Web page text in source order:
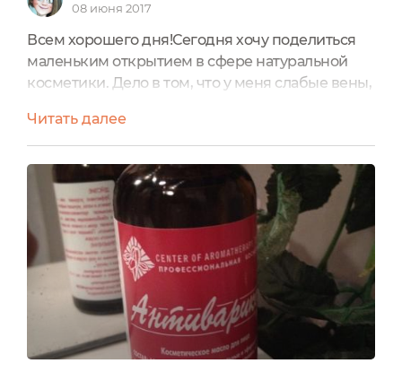
08 июня 2017
Всем хорошего дня!Сегодня хочу поделиться
маленьким открытием в сфере натуральной
косметики. Дело в том, что у меня слабые вены,
Поэтому когда у меня сильно стали проступать
вены на ногах, я забеспокоилась.Но мне
попалось на глаза масло "Антиварикоз" марки
Iris. Я подумала и решила
попробовать.Бутылочка небольшая, 50 мл, из
тёмного стекла. Есть дозатор, поэтому...
Читать далее